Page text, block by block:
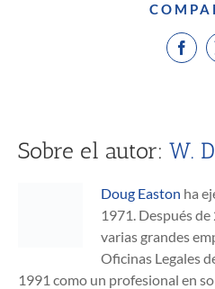
Sobre el autor: W.
Doug Easton ha
1971. Después
varias grandes
Oficinas Legales
1991 como un profesional en